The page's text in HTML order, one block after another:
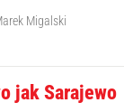
Migalski
jak Sarajewo